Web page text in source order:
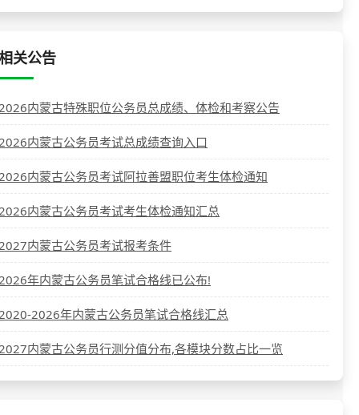
关公告
内蒙古特殊职位公务员总成绩、体检和考察公告
内蒙古公务员考试总成绩查询入口
内蒙古公务员考试阿拉善盟职位考生体检通知
内蒙古公务员考试考生体检通知汇总
内蒙古公务员考试报考条件
年内蒙古公务员笔试合格线已公布!
2026年内蒙古公务员笔试合格线汇总
内蒙古公务员行测分值分布,各模块分数占比一览